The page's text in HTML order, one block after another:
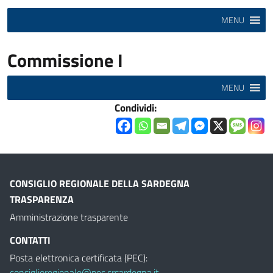
MENU
Commissione I
MENU
Condividi:
CONSIGLIO REGIONALE DELLA SARDEGNA
TRASPARENZA
Amministrazione trasparente
CONTATTI
Posta elettronica certificata (PEC):